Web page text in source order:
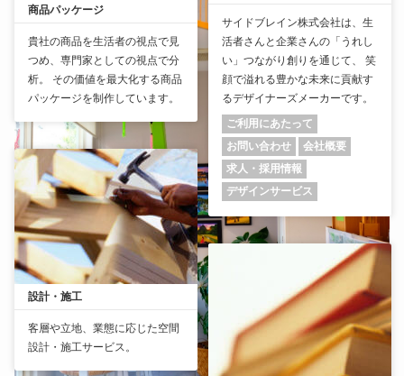
サイドブレイン株式会社は、生
活者さんと企業さんの「うれし
い」つながり創りを通じて、 笑
顔で溢れる豊かな未来に貢献す
るデザイナーズメーカーです。
ご利用にあたって
お問い合わせ
会社概要
求人・採用情報
デザインサービス
商品パッケージ
貴社の商品を生活者の視点で見
つめ、専門家としての視点で分
析。 その価値を最大化する商品
パッケージを制作しています。
設計・施工
客層や立地、業態に応じた空間
設計・施工サービス。